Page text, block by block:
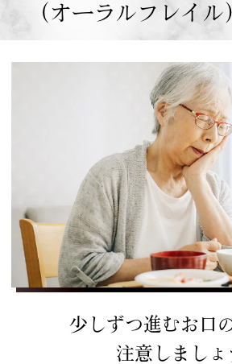
（オーラルフレイ
少しずつ進むお口
注意しましょ